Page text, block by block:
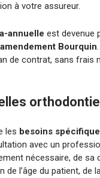
à votre assureur.
annuelle est devenue
Bourquin
de contrat, sans frais
les besoins
avec un
nécessaire, de sa
l’âge du patient, de